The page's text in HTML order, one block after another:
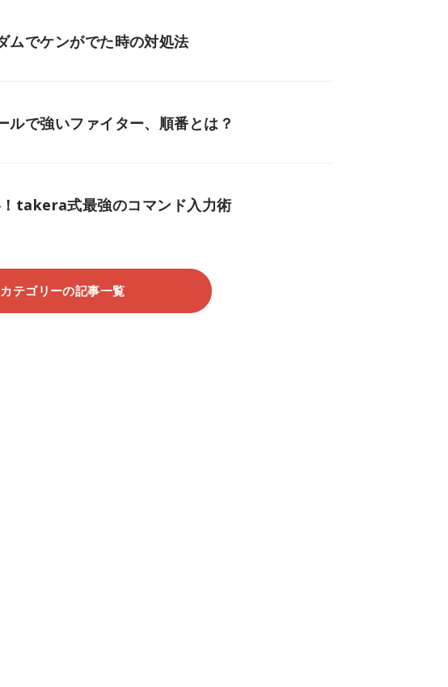
ムでケンがでた時の対処法
ルで強いファイター、順番とは？
takera式最強のコマンド入力術
テゴリーの記事一覧